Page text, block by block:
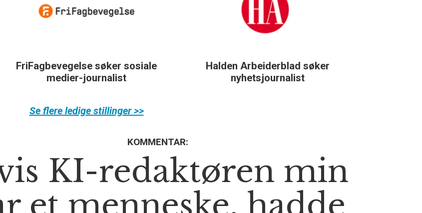
FriFagbevegelse søker sosiale
medier-journalist
Halden Arbeiderblad søker
nyhetsjournalist
Se flere ledige stillinger >>
KOMMENTAR:
KI-redaktøren min